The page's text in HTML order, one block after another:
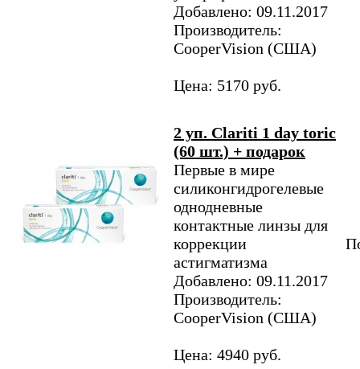
Добавлено: 09.11.2017
Производитель:
CooperVision (США)
Цена: 5170 руб.
2 уп. Clariti 1 day toric
(60 шт.) + подарок
Первые в мире
силиконгидрогелевые
однодневные
контактные линзы для
коррекции
астигматизма
Добавлено: 09.11.2017
Производитель:
CooperVision (США)
Цена: 4940 руб.